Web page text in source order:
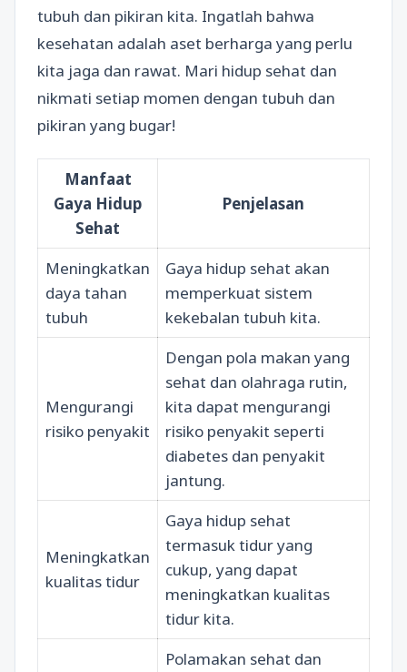
tubuh dan pikiran kita. Ingatlah bahwa
kesehatan adalah aset berharga yang perlu
kita jaga dan rawat. Mari hidup sehat dan
nikmati setiap momen dengan tubuh dan
pikiran yang bugar!
Manfaat
Gaya Hidup
Sehat
Penjelasan
Meningkatkan
daya tahan
tubuh
Gaya hidup sehat akan
memperkuat sistem
kekebalan tubuh kita.
Mengurangi
risiko penyakit
Dengan pola makan yang
sehat dan olahraga rutin,
kita dapat mengurangi
risiko penyakit seperti
diabetes dan penyakit
jantung.
Meningkatkan
kualitas tidur
Gaya hidup sehat
termasuk tidur yang
cukup, yang dapat
meningkatkan kualitas
tidur kita.
Polamakan sehat dan